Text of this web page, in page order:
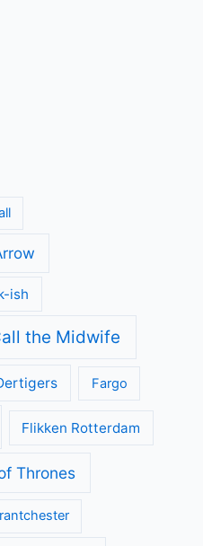
ish
the Midwife
Fargo
Flikken Rotterdam
Thrones